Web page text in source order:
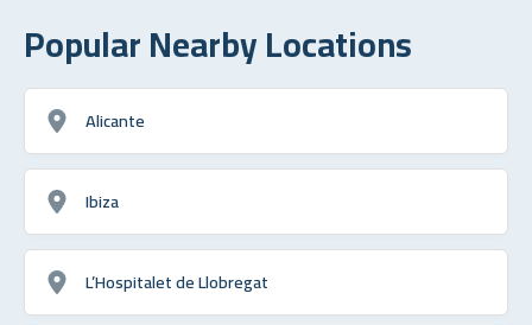
Popular Nearby Locations
Alicante
Ibiza
L’Hospitalet de Llobregat